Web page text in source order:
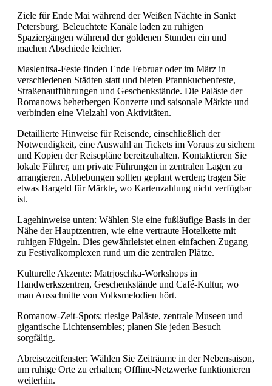
Ziele für Ende Mai während der Weißen Nächte in Sankt
Petersburg. Beleuchtete Kanäle laden zu ruhigen
Spaziergängen während der goldenen Stunden ein und
machen Abschiede leichter.
Maslenitsa-Feste finden Ende Februar oder im März in
verschiedenen Städten statt und bieten Pfannkuchenfeste,
Straßenaufführungen und Geschenkstände. Die Paläste der
Romanows beherbergen Konzerte und saisonale Märkte und
verbinden eine Vielzahl von Aktivitäten.
Detaillierte Hinweise für Reisende, einschließlich der
Notwendigkeit, eine Auswahl an Tickets im Voraus zu sichern
und Kopien der Reisepläne bereitzuhalten. Kontaktieren Sie
lokale Führer, um private Führungen in zentralen Lagen zu
arrangieren. Abhebungen sollten geplant werden; tragen Sie
etwas Bargeld für Märkte, wo Kartenzahlung nicht verfügbar
ist.
Lagehinweise unten: Wählen Sie eine fußläufige Basis in der
Nähe der Hauptzentren, wie eine vertraute Hotelkette mit
ruhigen Flügeln. Dies gewährleistet einen einfachen Zugang
zu Festivalkomplexen rund um die zentralen Plätze.
Kulturelle Akzente: Matrjoschka-Workshops in
Handwerkszentren, Geschenkstände und Café-Kultur, wo
man Ausschnitte von Volksmelodien hört.
Romanow-Zeit-Spots: riesige Paläste, zentrale Museen und
gigantische Lichtensembles; planen Sie jeden Besuch
sorgfältig.
Abreisezeitfenster: Wählen Sie Zeiträume in der Nebensaison,
um ruhige Orte zu erhalten; Offline-Netzwerke funktionieren
weiterhin.